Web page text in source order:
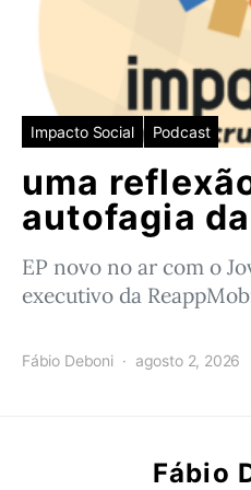
Impacto Social Podcast
uma
autofagia
EP novo no ar com o
executivo da
Fábio Deboni agosto 2, 2026
Fábio